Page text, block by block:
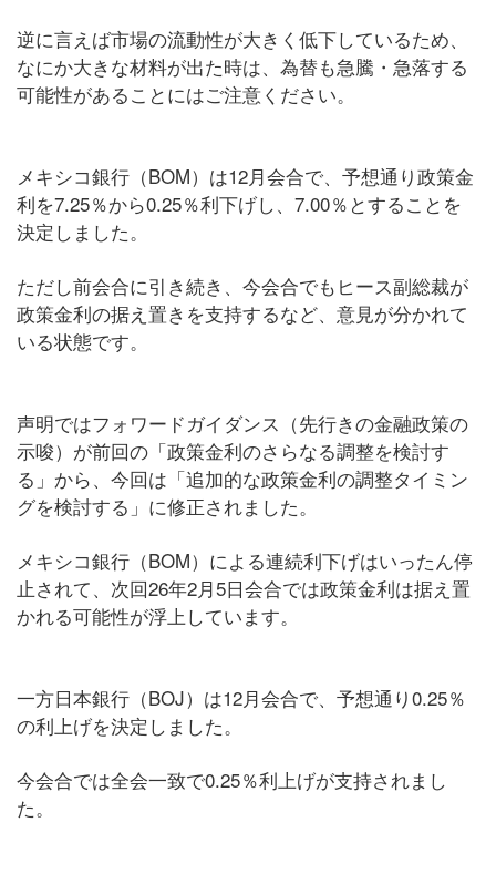
逆に言えば市場の流動性が大きく低下しているため、
なにか大きな材料が出た時は、為替も急騰・急落する
可能性があることにはご注意ください。
メキシコ銀行（BOM）は12月会合で、予想通り政策金
利を7.25％から0.25％利下げし、7.00％とすることを
決定しました。
ただし前会合に引き続き、今会合でもヒース副総裁が
政策金利の据え置きを支持するなど、意見が分かれて
いる状態です。
声明ではフォワードガイダンス（先行きの金融政策の
示唆）が前回の「政策金利のさらなる調整を検討す
る」から、今回は「追加的な政策金利の調整タイミン
グを検討する」に修正されました。
メキシコ銀行（BOM）による連続利下げはいったん停
止されて、次回26年2月5日会合では政策金利は据え置
かれる可能性が浮上しています。
一方日本銀行（BOJ）は12月会合で、予想通り0.25％
の利上げを決定しました。
今会合では全会一致で0.25％利上げが支持されまし
た。